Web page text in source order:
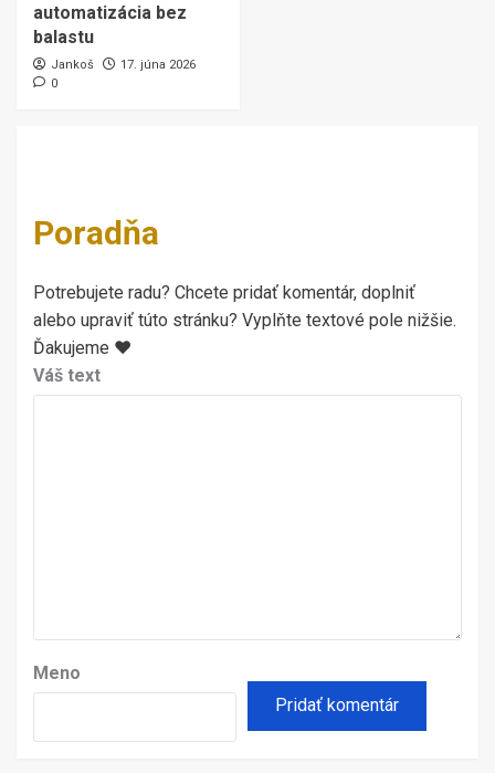
automatizácia bez
balastu
Jankoš
17. júna 2026
0
Poradňa
Potrebujete radu? Chcete pridať komentár, doplniť
alebo upraviť túto stránku? Vyplňte textové pole nižšie.
Ďakujeme ♥
Váš text
Meno